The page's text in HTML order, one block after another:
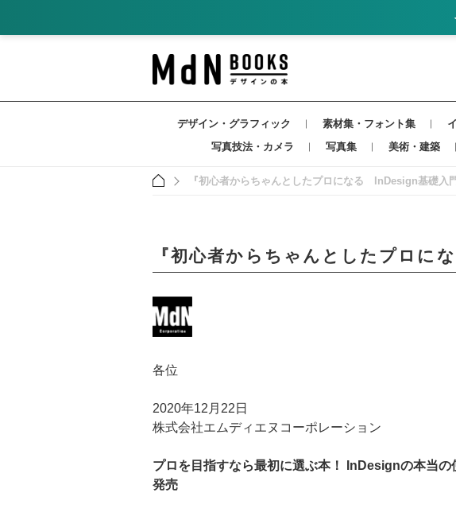
デザイン・グラフィック 素材集・フォント集
写真技法・カメラ
写真集 美術・建築
『初心者からちゃんとしたプロになる InDesign基礎入
『初心者からちゃんとしたプロ
各位
2020年12月22日
株式会社エムディエヌコーポレーション
プロを目指すなら最初に選ぶ本！ InDesignの本当
発売